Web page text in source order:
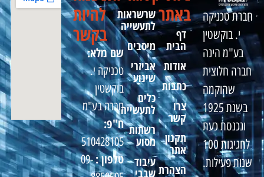
חברת טכניקה
י. בוקשטין
בע"מ הינה
חברה חלוצית
שהוקמה
בשנת 1925
ונכנסת כעת
לחגיגות 100
שנות פעילות.
באתר
דף
הבית
אודות
כתבות
צרו
קשר
תקנון
אתר
הצהרת
שרשראות
לתעשייה
מיסבים
אביזרי
שינוע
כלים
לתעשייה
רשתות
מסוע
עיבוד
שבבי
להיות
בקשר
שם מלא:
טכניקה י.
בוקשטין
חברה בע"מ
ח"פ:
510428105
טלפון :09-